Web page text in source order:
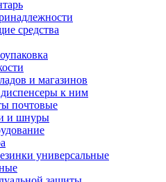
средства
и магазинов
к ним
почтовые
и шнуры
универсальные